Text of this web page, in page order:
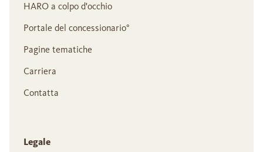
HARO a colpo d'occhio
Portale del concessionario°
Pagine tematiche
Carriera
Contatta
Legale